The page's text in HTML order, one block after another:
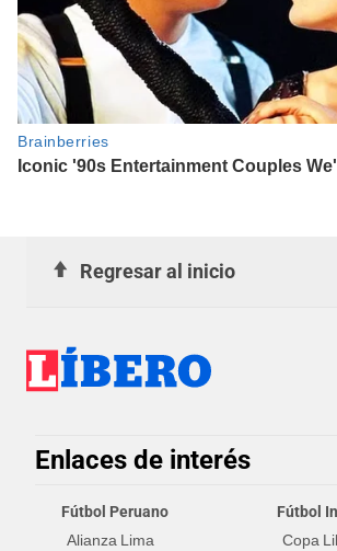
Regresar al inicio
Enlaces de interés
Fútbol Peruano
Alianza Lima
Fútbol
Copa